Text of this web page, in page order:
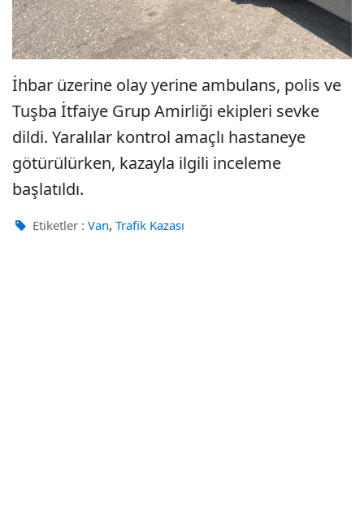
İhbar üzerine olay yerine ambulans, polis ve
Tuşba İtfaiye Grup Amirliği ekipleri sevke
dildi. Yaralılar kontrol amaçlı hastaneye
götürülürken, kazayla ilgili inceleme
başlatıldı.
Etiketler : Van, Trafik Kazası